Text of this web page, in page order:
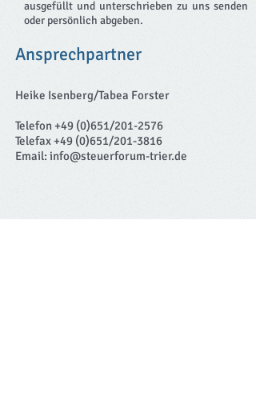
ausgefüllt und unterschrieben zu uns senden
oder persönlich abgeben.
Ansprechpartner
Heike Isenberg/Tabea Forster
Telefon +49 (0)651/201-2576
Telefax +49 (0)651/201-3816
Email: info@steuerforum-trier.de